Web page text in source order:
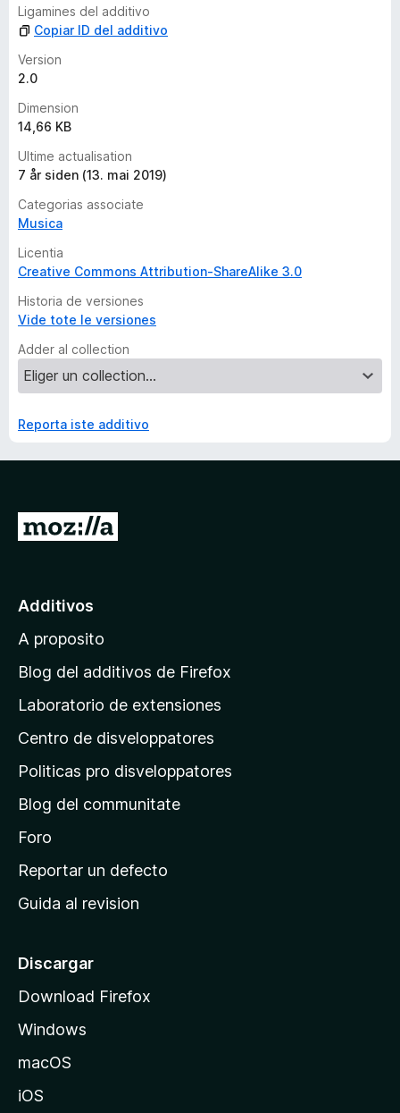
a
e
v
a
l
t
a
t
i
n
e
s
Ligamines del additivo
Copiar ID del additivo
Version
2.0
Dimension
14,66 KB
Ultime actualisation
7 år siden (13. mai 2019)
Categorias associate
Musica
Licentia
Creative Commons Attribution-ShareAlike 3.0
Historia de versiones
Vide tote le versiones
Adder al collection
Reporta iste additivo
a
g
n
a
p
i
n
c
p
l
e
M
i
Additivos
A proposito
Blog del additivos de Firefox
Laboratorio de extensiones
Centro de disveloppatores
Politicas pro disveloppatores
Blog del communitate
Foro
Reportar un defecto
Guida al revision
Discargar
Download Firefox
Windows
macOS
iOS